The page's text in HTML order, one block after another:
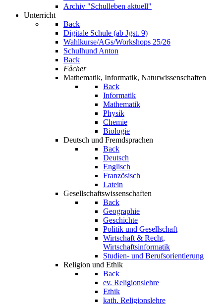
Archiv "Schulleben aktuell"
Unterricht
Back
Digitale Schule (ab Jgst. 9)
Wahlkurse/AGs/Workshops 25/26
Schulhund Anton
Back
Fächer
Mathematik, Informatik, Naturwissenschaften
Back
Informatik
Mathematik
Physik
Chemie
Biologie
Deutsch und Fremdsprachen
Back
Deutsch
Englisch
Französisch
Latein
Gesellschaftswissenschaften
Back
Geographie
Geschichte
Politik und Gesellschaft
Wirtschaft & Recht,
Wirtschaftsinformatik
Studien- und Berufsorientierung
Religion und Ethik
Back
ev. Religionslehre
Ethik
kath. Religionslehre